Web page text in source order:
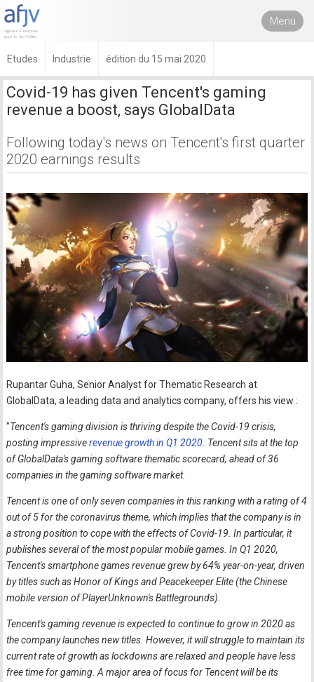
Menu
Etudes Industrie édition du 15 mai 2020
Covid-19 has given Tencent's gaming
revenue a boost, says GlobalData
Following today's news on Tencent's first quarter
2020 earnings results
Rupantar Guha, Senior Analyst for Thematic Research at
GlobalData, a leading data and analytics company, offers his view :
"Tencent's gaming division is thriving despite the Covid-19 crisis,
posting impressiverevenue growth in Q1 2020. Tencent sits at the top
of GlobalData's gaming software thematic scorecard, ahead of 36
companies in the gaming software market.
Tencent is one of only seven companies in this ranking with a rating of 4
out of 5 for the coronavirus theme, which implies that the company is in
a strong position to cope with the effects of Covid-19. In particular, it
publishes several of the most popular mobile games. In Q1 2020,
Tencent's smartphone games revenue grew by 64% year-on-year, driven
by titles such as Honor of Kings and Peacekeeper Elite (the Chinese
mobile version of PlayerUnknown's Battlegrounds).
Tencent's gaming revenue is expected to continue to grow in 2020 as
the company launches new titles. However, it will struggle to maintain its
current rate of growth as lockdowns are relaxed and people have less
free time for gaming. A major area of focus for Tencent will be its